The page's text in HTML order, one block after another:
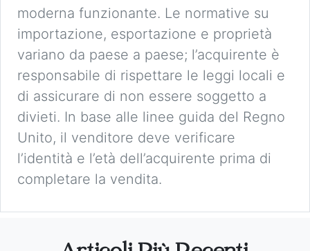
moderna funzionante. Le normative su
importazione, esportazione e proprietà
variano da paese a paese; l’acquirente è
responsabile di rispettare le leggi locali e
di assicurare di non essere soggetto a
divieti. In base alle linee guida del Regno
Unito, il venditore deve verificare
l’identità e l’età dell’acquirente prima di
completare la vendita.